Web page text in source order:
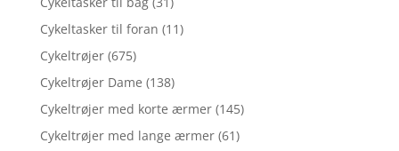
Cykeltasker til foran (11)
Cykeltrøjer (675)
Cykeltrøjer Dame (138)
Cykeltrøjer med korte ærmer (145)
Cykeltrøjer med lange ærmer (61)